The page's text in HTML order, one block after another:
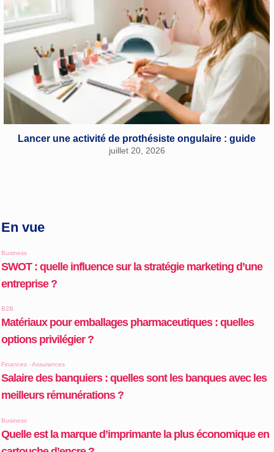
Lancer une activité de prothésiste ongulaire : guide
juillet 20, 2026
En vue